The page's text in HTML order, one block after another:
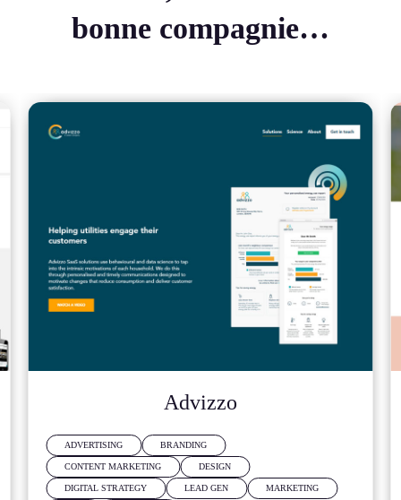
bonne compagnie…
Advizzo
ADVERTISING BRANDING
CONTENT MARKETING DESIGN
DIGITAL STRATEGY LEAD GEN MARKETING